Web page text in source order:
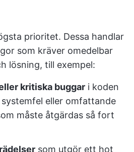
prioritet. Dessa handlar
som kräver omedelbar
lösning, till exempel:
kritiska buggar i koden
eller omfattande
måste åtgärdas så fort
som utgör ett hot